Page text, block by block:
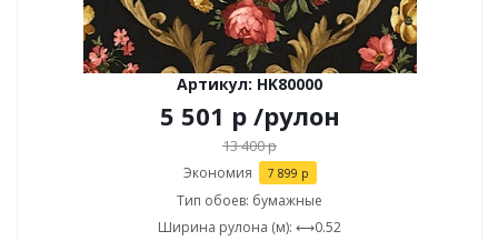
Артикул: HK80000
5 501 р /рулон
13 400р
Экономия 7 899 р
Тип обоев: бумажные
Ширина рулона (м): ⟷0.52